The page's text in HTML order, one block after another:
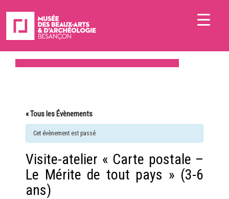
« Tous les Évènements
Cet évènement est passé
Visite-atelier « Carte postale –
Le Mérite de tout pays » (3-6
ans)